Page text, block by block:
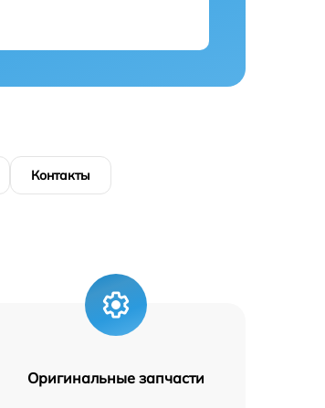
Контакты
Оригинальные запчасти